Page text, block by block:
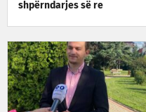
shpërndarjes së re